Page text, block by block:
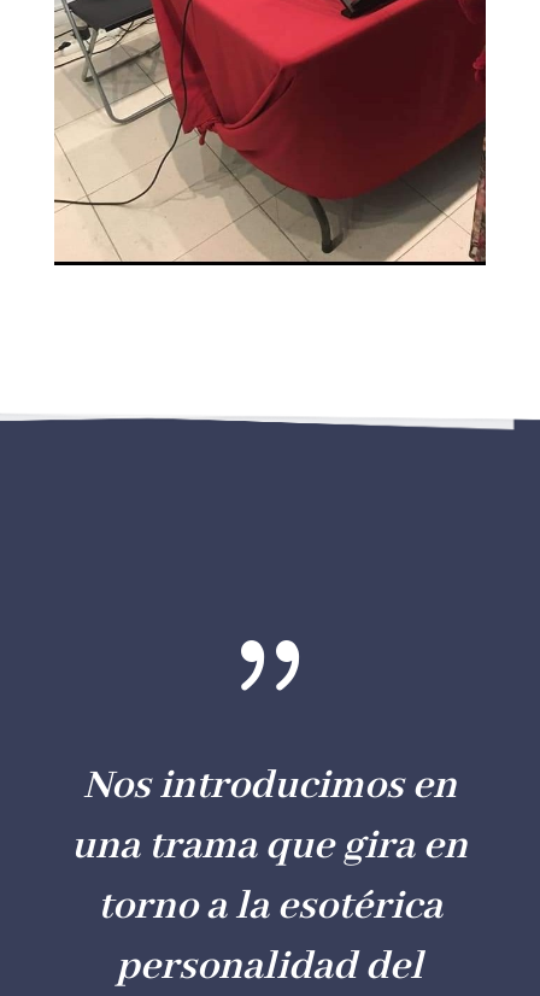
{
Nos introducimos en
una trama que gira en
torno a la esotérica
personalidad del